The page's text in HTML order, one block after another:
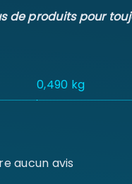
de produits pour
0,490 kg
aucun avis